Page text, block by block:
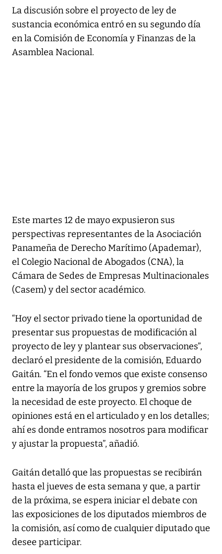
La discusión sobre el proyecto de ley de
sustancia económica entró en su segundo día
en la Comisión de Economía y Finanzas de la
Asamblea Nacional.
Este martes 12 de mayo expusieron sus
perspectivas representantes de la Asociación
Panameña de Derecho Marítimo (Apademar),
el Colegio Nacional de Abogados (CNA), la
Cámara de Sedes de Empresas Multinacionales
(Casem) y del sector académico.
“Hoy el sector privado tiene la oportunidad de
presentar sus propuestas de modificación al
proyecto de ley y plantear sus observaciones”,
declaró el presidente de la comisión, Eduardo
Gaitán. “En el fondo vemos que existe consenso
entre la mayoría de los grupos y gremios sobre
la necesidad de este proyecto. El choque de
opiniones está en el articulado y en los detalles;
ahí es donde entramos nosotros para modificar
y ajustar la propuesta”, añadió.
Gaitán detalló que las propuestas se recibirán
hasta el jueves de esta semana y que, a partir
de la próxima, se espera iniciar el debate con
las exposiciones de los diputados miembros de
la comisión, así como de cualquier diputado que
desee participar.